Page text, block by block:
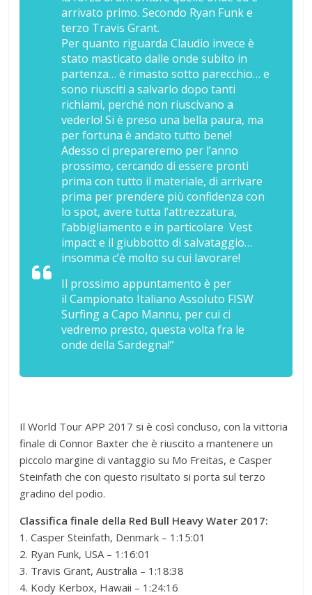
arrivato primo. Secondo Ryan Funk e
terzo Travis Grant.
Per quanto riguarda Claudio invece è
stato masticato dalle onde subito in
partenza… è rimasto sotto parecchio… e
sono riusciti a salvarlo dopo tanti
richiami, perché non riuscivano a
vederlo! Si è preso una bella paura, ma
per fortuna è andato tutto bene!
Adesso ci prepareremo per l’anno
prossimo, cercando di essere pronti
prima con tutto il materiale, di arrivare
prima per prendere più confidenza con
lo spot, avere tutta l’attrezzatura,
l’abbigliamento e in particolare Vest
impact e il giubbotto di salvataggio…
insomma c’è molto su cui lavorare!
Il prossimo appuntamento è per
il Campionato Italiano Assoluto FISW
Surfing a Capo Mannu, per cui ci
vedremo presto, questa volta fra le
onde della Sardegna!”
Il World Tour APP 2017 si è così concluso, con la vittoria
finale di Connor Baxter che è riuscito a mantenere un
piccolo margine di vantaggio su Mo Freitas, e Casper
Steinfath che con questo risultato si porta sul terzo
gradino del podio.
Classifica finale della Red Bull Heavy Water 2017:
1. Casper Steinfath, Denmark – 1:15:01
2. Ryan Funk, USA – 1:16:01
3. Travis Grant, Australia – 1:18:38
4. Kody Kerbox, Hawaii – 1:24:16